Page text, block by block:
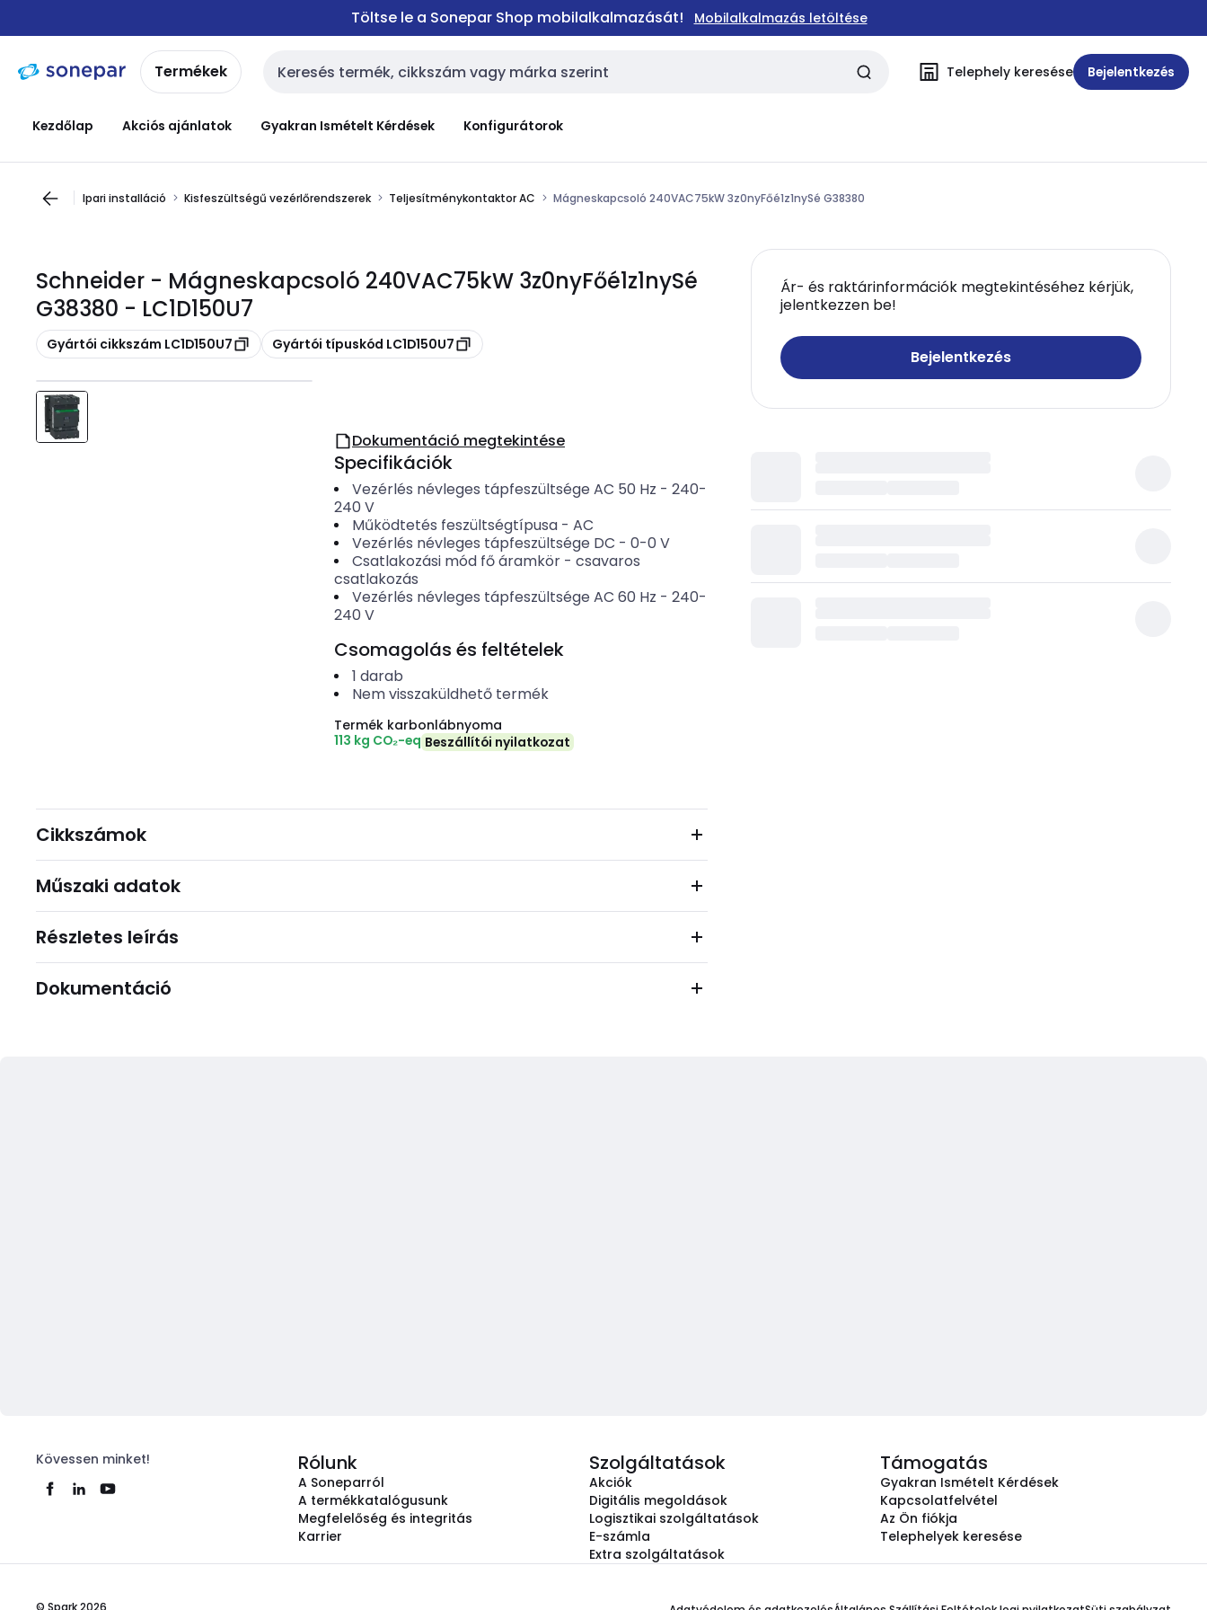
navigációhoztartalomra
Töltse le a Sonepar Shop mobilalkalmazását! Mobilalkalmazás letöltése
Termékek Keresési bemenet Telephely keresése Bejelentkezés
Kezdőlap Akciós ajánlatok Gyakran Ismételt Kérdések Konfigurátorok
Ipari installáció Kisfeszültségű vezérlőrendszerek Teljesítménykontaktor AC Mágneskapcsoló 240VAC75kW 3z0nyFőé1z1nySé G38380
Schneider - Mágneskapcsoló 240VAC75kW 3z0nyFőé1z1nySé
G38380 - LC1D150U7
Másolás
Gyártói cikkszám LC1D150U7 Másolás
Gyártói típuskód LC1D150U7
Ár- és raktárinformációk megtekintéséhez kérjük,
jelentkezzen be!
Bejelentkezés
Dokumentáció megtekintése
Specifikációk
Vezérlés névleges tápfeszültsége AC 50 Hz - 240-
240 V
Működtetés feszültségtípusa- AC
Vezérlés névleges tápfeszültsége DC - 0-0 V
Csatlakozási mód fő áramkör- csavaros
csatlakozás
Vezérlés névleges tápfeszültsége AC 60 Hz - 240-
240 V
Csomagolás és feltételek
1 darab
Nem visszaküldhető termék
Termék karbonlábnyoma
113 kg CO₂-eq Beszállítói nyilatkozat
Cikkszámok
Műszaki adatok
Részletes leírás
Dokumentáció
Kövessen minket! Rólunk
A Soneparról
A termékkatalógusunk
Megfelelőség és integritás
Karrier
Szolgáltatások
Akciók
Digitális megoldások
Logisztikai szolgáltatások
E-számla
Extra szolgáltatások
Támogatás
Gyakran Ismételt Kérdések
Kapcsolatfelvétel
Az Ön fiókja
Telephelyek keresése
© Spark 2026